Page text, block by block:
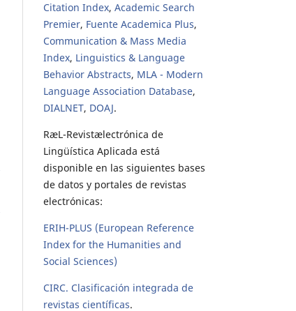
Citation Index, Academic Search
Premier, Fuente Academica Plus,
Communication & Mass Media
Index, Linguistics & Language
Behavior Abstracts, MLA - Modern
Language Association Database,
DIALNET, DOAJ.
RæL-Revistælectrónica de
Lingüística Aplicada está
disponible en las siguientes bases
de datos y portales de revistas
electrónicas:
ERIH-PLUS (European Reference
Index for the Humanities and
Social Sciences)
CIRC. Clasificación integrada de
revistas científicas.